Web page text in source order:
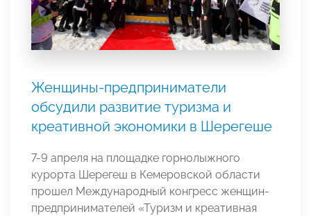
Женщины-предприниматели
обсудили развитие туризма и
креативной экономики в Шерегеше
7-9 апреля на площадке горнолыжного
курорта Шерегеш в Кемеровской области
прошел Международный конгресс женщин-
предпринимателей «Туризм и креативная